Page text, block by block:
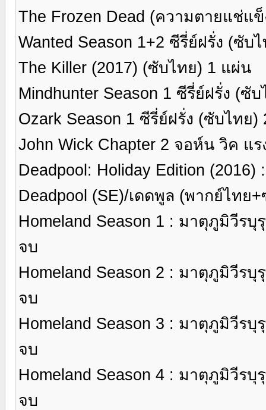
The Frozen Dead (ความตายแช่แ
Wanted Season 1+2 ซีรี่ย์ฝรั่ง (ซับ
The Killer (2017) (ซับไทย) 1 แผ่น
Mindhunter Season 1 ซีรี่ย์ฝรั่ง (ซั
Ozark Season 1 ซีรี่ย์ฝรั่ง (ซับไทย
John Wick Chapter 2 จอห์น วิค แ
Deadpool: Holiday Edition
Deadpool (SE)/เดดพูล (พากย์ไทย
Homeland Season 1 : มาตุภูมิวีร
จบ
Homeland Season 2 : มาตุภูมิวีร
จบ
Homeland Season 3 : มาตุภูมิวีร
จบ
Homeland Season 4 : มาตุภูมิวีร
จบ